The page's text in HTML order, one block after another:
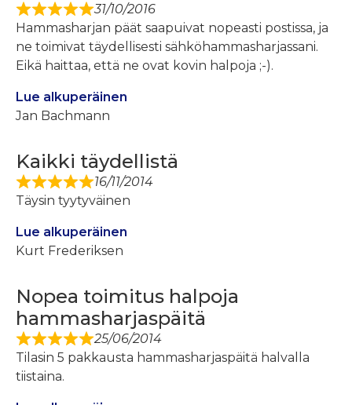
31/10/2016
Hammasharjan päät saapuivat nopeasti postissa, ja
ne toimivat täydellisesti sähköhammasharjassani.
Eikä haittaa, että ne ovat kovin halpoja ;-).
Lue alkuperäinen
Jan Bachmann
Kaikki täydellistä
16/11/2014
Täysin tyytyväinen
Lue alkuperäinen
Kurt Frederiksen
Nopea toimitus halpoja
hammasharjaspäitä
25/06/2014
Tilasin 5 pakkausta hammasharjaspäitä halvalla
tiistaina.